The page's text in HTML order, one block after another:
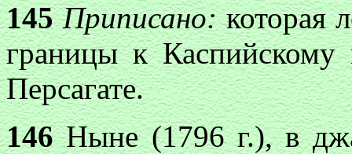
145 Приписано:которая
границы к
Персагате.
146Ныне (1796 г.), в